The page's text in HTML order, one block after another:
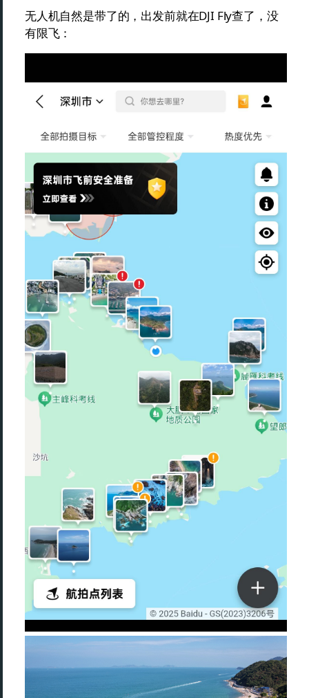
无人机自然是带了的，出发前就在DJI Fly查了，没
有限飞：